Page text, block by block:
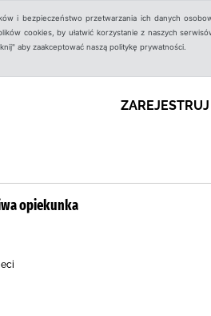
i bezpieczeństwo przetwarzania ich danych
cookies, by ułatwić korzystanie z naszych
aby zaakceptować naszą politykę prywatności.
opiekunka